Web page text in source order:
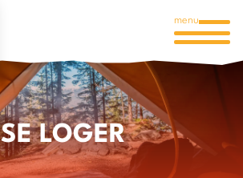
menu
SE LOGER